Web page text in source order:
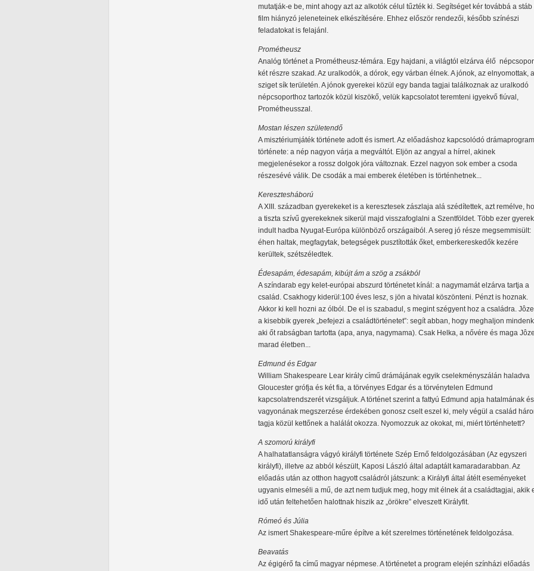
mutatják-e be, mint ahogy azt az alkotók célul tűzték ki. Segítséget kér továbbá a stáb
film hiányzó jeleneteinek elkészítésére. Ehhez először rendezői, később színészi
feladatokat is felajánl.
Prométheusz
Analóg történet a Prométheusz-témára. Egy hajdani, a világtól elzárva élő
két részre szakad. Az uralkodók, a dórok, egy várban élnek. A jónok, az elnyomottak, a
sziget sík területén. A jónok gyerekei közül egy banda tagjai találkoznak az uralkodó
népcsoporthoz tartozók közül kiszökő, velük kapcsolatot teremteni igyekvő fiúval,
Prométheusszal.
Mostan lészen születendő
A misztériumjáték története adott és ismert. Az előadáshoz kapcsolódó drámaprogram
története: a nép nagyon várja a megváltót. Eljön az angyal a hírrel, akinek
megjelenésekor a rossz dolgok jóra változnak. Ezzel nagyon sok ember a csoda
részesévé válik. De csodák a mai emberek életében is történhetnek...
Keresztesháború
A XIII. században gyerekeket is a keresztesek zászlaja alá szédítettek, azt remélve,
a tiszta szívű gyerekeknek sikerül majd visszafoglalni a Szentföldet. Több ezer gyerek
indult hadba Nyugat-Európa különböző országaiból. A sereg jó része megsemmisült:
éhen haltak, megfagytak, betegségek pusztították őket, emberkereskedők kezére
kerültek, szétszéledtek.
Édesapám, édesapám, kibújt ám a szög a zsákból
A színdarab egy kelet-európai abszurd történetet kínál: a nagymamát elzárva tartja a
család. Csakhogy kiderül:100 éves lesz, s jön a hivatal köszönteni. Pénzt is hoznak.
Akkor ki kell hozni az ólból. De el is szabadul, s megint szégyent hoz a családra.
a kisebbik gyerek „befejezi a családtörténetet”: segít abban, hogy meghaljon
aki őt rabságban tartotta (apa, anya, nagymama). Csak Helka, a nővére és maga
marad életben...
Edmund és Edgar
William Shakespeare Lear király című drámájának egyik cselekményszálán haladva
Gloucester grófja és két fia, a törvényes Edgar és a törvénytelen Edmund
kapcsolatrendszerét vizsgáljuk. A történet szerint a fattyú Edmund apja hatalmának és
vagyonának megszerzése érdekében gonosz cselt eszel ki, mely végül a család
tagja közül kettőnek a halálát okozza. Nyomozzuk az okokat, mi, miért történhetett?
A szomorú királyfi
A halhatatlanságra vágyó királyfi története Szép Ernő feldolgozásában (Az egyszeri
királyfi), illetve az abból készült, Kaposi László által adaptált kamaradarabban. Az
előadás után az otthon hagyott családról játszunk: a Királyfi által átélt eseményeket
ugyanis elmeséli a mű, de azt nem tudjuk meg, hogy mit élnek át a családtagjai, akik
idő után feltehetően halottnak hiszik az „örökre” elveszett Királyfit.
Rómeó és Júlia
Az ismert Shakespeare-műre építve a két szerelmes történetének feldolgozása.
Beavatás
Az égigérő fa című magyar népmese. A történetet a program elején színházi előadás